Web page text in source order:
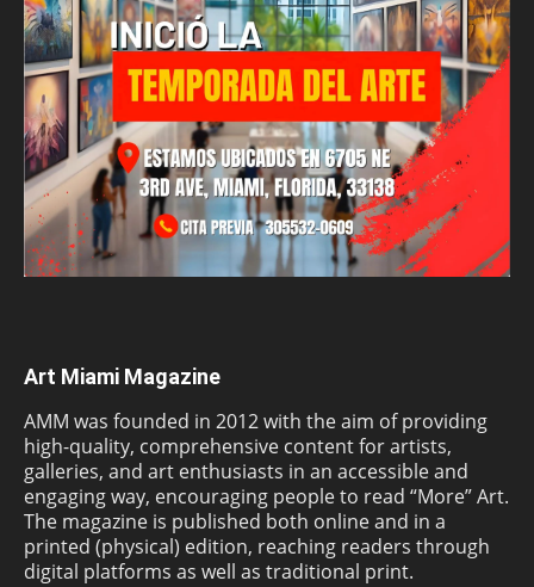
Art Miami Magazine
AMM was founded in 2012 with the aim of providing
high-quality, comprehensive content for artists,
galleries, and art enthusiasts in an accessible and
engaging way, encouraging people to read “More” Art.
The magazine is published both online and in a
printed (physical) edition, reaching readers through
digital platforms as well as traditional print.